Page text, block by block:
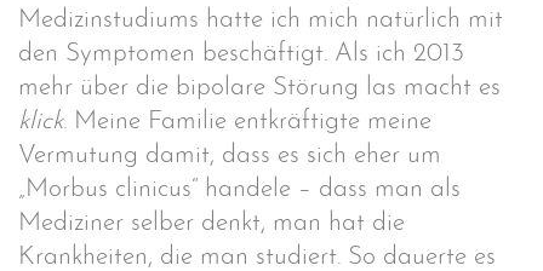
Medizinstudiums hatte ich mich natürlich mit
den Symptomen beschäftigt. Als ich 2013
mehr über die bipolare Störung las macht es
klick. Meine Familie entkräftigte meine
Vermutung damit, dass es sich eher um
„Morbus clinicus“ handele – dass man als
Mediziner selber denkt, man hat die
Krankheiten, die man studiert. So dauerte es